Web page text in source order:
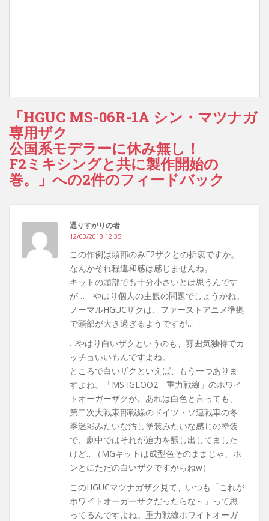
「HGUC MS-06R-1A シン・マツナガ
専用ザク
公国系モデラーに休み無し！
F2ミキシングと共に製作開始の
巻。」への2件のフィードバック
通りすがりの者
12/03/2013 12:35
この作例は頭部のみF2ザクとの折衷ですか。
なんかそれ程違和感は感じませんね。
キットの頭部でも十分小さいとは思うんです
が… やはり個人の主観の問題でしょうかね。
ノーマルHGUCザクは、ファーストアニメ準拠
で頭部が大き過ぎるようですが…
…やはり白いザクというのも、雰囲気独特でカ
ッチョいいもんですよね。
ところで白いザクといえば、もう一つありま
すよね。「MS IGLOO2 重力戦線」のホワイ
トオーガーザクが。あれは白色と言っても、
第二次大戦東部戦線のドイツ・ソ連戦車の冬
季迷彩みたいな汚し塗装みたいな感じの塗装
で、劇中ではそれが迫力を醸し出してました
けど…（MGキットは成型色そのままじゃ、ホ
ンとにただの白いザクですからねw）
このHGUCマツナガザク見て、いつも「これが
ホワイトオーガーザクだったらな～」って思
ってるんですよね。重力戦線ホワイトオーガ